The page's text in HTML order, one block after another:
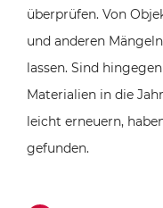
überprüfen. Von
und anderen
lassen. Sind
Materialien in die
leicht erneuern,
gefunden.